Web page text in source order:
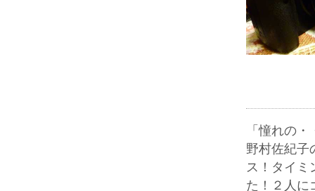
「憧れの
野村佐紀子
ス！タイミ
た！２人に